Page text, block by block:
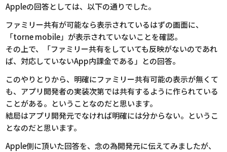
Appleの回答としては、以下の通りでした。
ファミリー共有が可能なら表示されているはずの画面に、
「torne mobile」が表示されていないことを確認。
その上で、「ファミリー共有をしていても反映がないのであれ
ば、対応していないApp内課金である」との回答。
このやりとりから、明確にファミリー共有可能の表示が無くて
も、アプリ開発者の実装次第では共有するように作られている
ことがある。ということなのだと思います。
結局はアプリ開発元でなければ明確には分からない。というこ
となのだと思います。
Apple側に頂いた回答を、念の為開発元に伝えてみましたが、